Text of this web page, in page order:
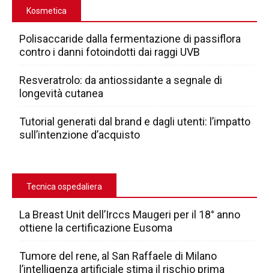
Kosmetica
Polisaccaride dalla fermentazione di passiflora
contro i danni fotoindotti dai raggi UVB
Resveratrolo: da antiossidante a segnale di
longevità cutanea
Tutorial generati dal brand e dagli utenti: l’impatto
sull’intenzione d’acquisto
Tecnica ospedaliera
La Breast Unit dell’Irccs Maugeri per il 18° anno
ottiene la certificazione Eusoma
Tumore del rene, al San Raffaele di Milano
l’intelligenza artificiale stima il rischio prima